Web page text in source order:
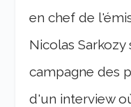
en chef de
Nicolas
campagne des
d'un interview